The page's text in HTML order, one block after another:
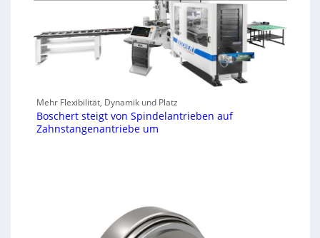
Mehr Flexibilität, Dynamik und Platz
Boschert steigt von Spindelantrieben auf
Zahnstangenantriebe um